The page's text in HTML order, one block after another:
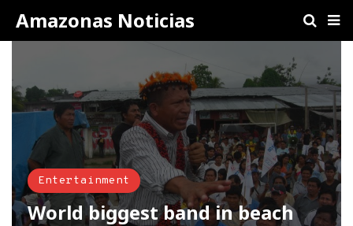
Amazonas Noticias
Entertainment
World biggest band in beach